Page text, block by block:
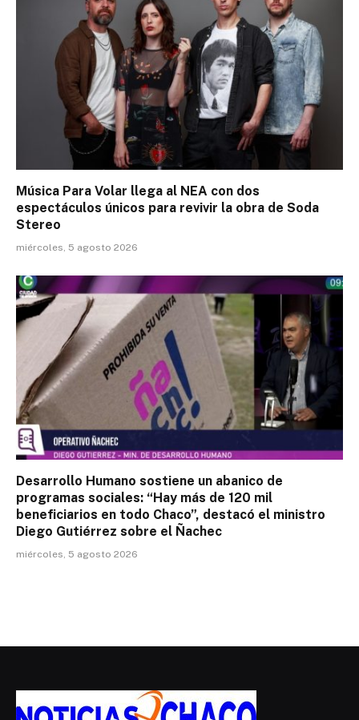
Música Para Volar llega al NEA con dos
espectáculos únicos para revivir la obra de Soda
Stereo
miércoles, 5 agosto 2026
Desarrollo Humano sostiene un abanico de
programas sociales: “Hay más de 120 mil
beneficiarios en todo Chaco”, destacó el ministro
Diego Gutiérrez sobre el Ñachec
miércoles, 5 agosto 2026